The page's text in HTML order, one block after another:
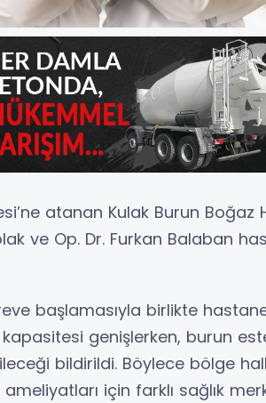
atanan Kulak Burun Boğaz
ve Op. Dr. Furkan Balaban
başlamasıyla birlikte
genişlerken, burun
bildirildi. Böylece bölge
için farklı sağlık